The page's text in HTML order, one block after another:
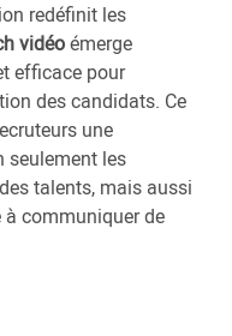
redéfinit les
vidéoémerge
efficace pour
des candidats. Ce
une
seulement les
talents, mais aussi
communiquer de